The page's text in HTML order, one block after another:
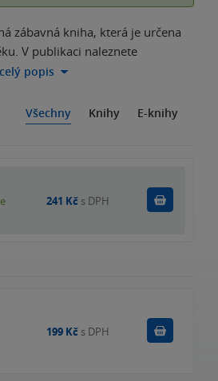
zábavná kniha, která je určena
V publikaci naleznete
popis
Všechny Knihy E-knihy
241 Kč s DPH
199 Kč s DPH Koupit